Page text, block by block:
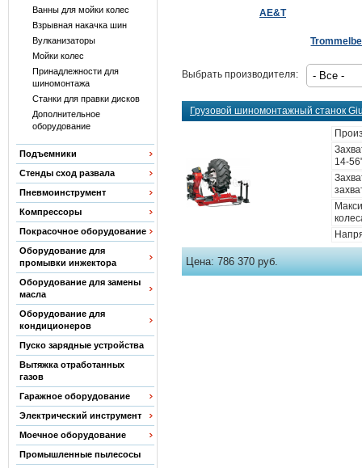
Ванны для мойки колес
Взрывная накачка шин
Вулканизаторы
Мойки колес
Принадлежности для
шиномонтажа
Станки для правки дисков
Дополнительное
оборудование
Подъемники
Стенды сход развала
Пневмоинструмент
Компрессоры
Покрасочное оборудование
Оборудование для
промывки инжектора
Оборудование для замены
масла
Оборудование для
кондиционеров
Пуско зарядные устройства
Вытяжка отработанных
газов
Гаражное оборудование
Электрический инструмент
Моечное оборудование
Промышленные пылесосы
AE&T
Выбрать производителя:
Грузовой шиномонтажный станок
14-
Цена:786 370 руб.